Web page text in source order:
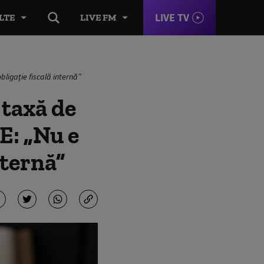
LIVE FM LIVE TV
fiscală internă”
de
„Nu e